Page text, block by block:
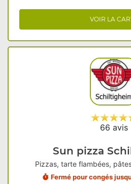
VOIR LA
66 avis
Sun pizza
Pizzas, tarte flambées,
Fermé pour congés